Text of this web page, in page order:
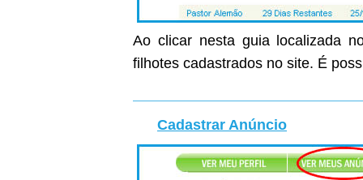
Ao clicar nesta guia localizada
filhotes cadastrados no site. É
Cadastrar Anúncio